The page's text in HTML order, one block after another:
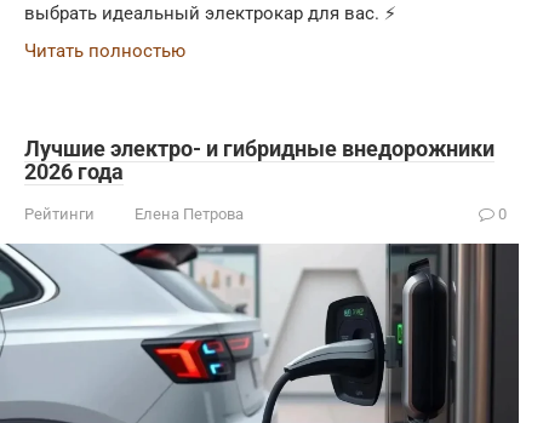
выбрать идеальный электрокар для вас. ⚡
Читать полностью
Лучшие электро- и гибридные внедорожники
2026 года
Рейтинги Елена Петрова 0